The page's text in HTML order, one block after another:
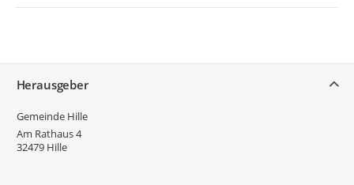
Herausgeber
Gemeinde Hille
Am Rathaus 4
32479 Hille